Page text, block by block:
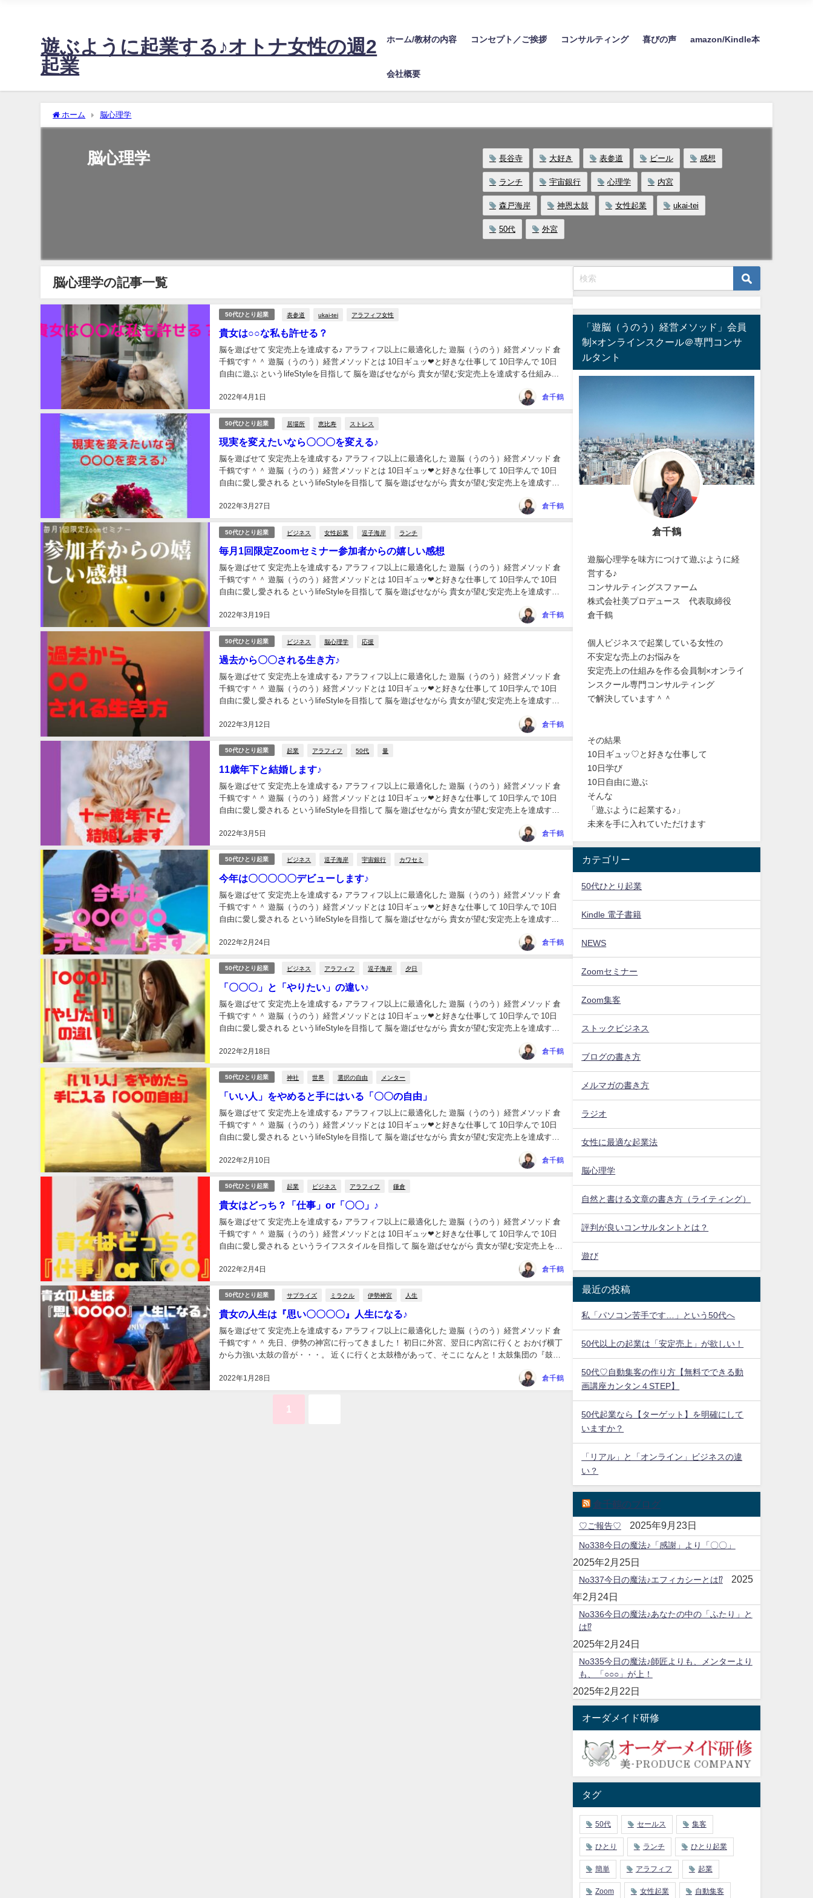
遊ぶように起業する♪オトナ女性の週2
起業
ホーム/教材の内容 コンセプト／ご挨拶 コンサルティング 喜びの声 amazon/Kindle本
会社概要
ホーム 脳心理学
脳心理学 長谷寺 大好き 表参道 ビール 感想
ランチ 宇宙銀行 心理学 内宮
森戸海岸 神恩太鼓 女性起業 ukai‐tei
50代 外宮
脳心理学の記事一覧
50代ひとり起業 表参道 ukai‐tei アラフィフ女性
貴女は○○な私も許せる？
2022年4月1日
脳を遊ばせて 安定売上を達成する♪ アラフィフ以上に最適化した 遊脳（うのう）経営メソッド 倉
千鶴です＾＾ 遊脳（うのう）経営メソッドとは 10日ギュッ❤と好きな仕事して 10日学んで 10日
自由に遊ぶ というlifeStyleを目指して 脳を遊ばせながら 貴女が望む安定売上を達成する仕組み...
倉千鶴
50代ひとり起業 居場所 恵比寿 ストレス
現実を変えたいなら〇〇〇を変える♪
2022年3月27日
脳を遊ばせて 安定売上を達成する♪ アラフィフ以上に最適化した 遊脳（うのう）経営メソッド 倉
千鶴です＾＾ 遊脳（うのう）経営メソッドとは 10日ギュッ❤と好きな仕事して 10日学んで 10日
自由に愛し愛される というlifeStyleを目指して 脳を遊ばせながら 貴女が望む安定売上を達成する
倉千鶴
50代ひとり起業 ビジネス 女性起業 逗子海岸 ランチ
毎月1回限定Zoomセミナー参加者からの嬉しい感想
2022年3月19日
脳を遊ばせて 安定売上を達成する♪ アラフィフ以上に最適化した 遊脳（うのう）経営メソッド 倉
千鶴です＾＾ 遊脳（うのう）経営メソッドとは 10日ギュッ❤と好きな仕事して 10日学んで 10日
自由に愛し愛される というlifeStyleを目指して 脳を遊ばせながら 貴女が望む安定売上を達成す
倉千鶴
50代ひとり起業 ビジネス 脳心理学 応援
過去から〇〇される生き方♪
2022年3月12日
脳を遊ばせて 安定売上を達成する♪ アラフィフ以上に最適化した 遊脳（うのう）経営メソッド 倉
千鶴です＾＾ 遊脳（うのう）経営メソッドとは 10日ギュッ❤と好きな仕事して 10日学んで 10日
自由に愛し愛される というlifeStyleを目指して 脳を遊ばせながら 貴女が望む安定売上を達成する
倉千鶴
50代ひとり起業 起業 アラフィフ 50代 量
11歳年下と結婚します♪
2022年3月5日
脳を遊ばせて 安定売上を達成する♪ アラフィフ以上に最適化した 遊脳（うのう）経営メソッド 倉
千鶴です＾＾ 遊脳（うのう）経営メソッドとは 10日ギュッ❤と好きな仕事して 10日学んで 10日
自由に愛し愛される というlifeStyleを目指して 脳を遊ばせながら 貴女が望む安定売上を達成する
倉千鶴
50代ひとり起業 ビジネス 逗子海岸 宇宙銀行 カワセミ
今年は〇〇〇〇〇デビューします♪
2022年2月24日
脳を遊ばせて 安定売上を達成する♪ アラフィフ以上に最適化した 遊脳（うのう）経営メソッド 倉
千鶴です＾＾ 遊脳（うのう）経営メソッドとは 10日ギュッ❤と好きな仕事して 10日学んで 10日
自由に愛し愛される というlifeStyleを目指して 脳を遊ばせながら 貴女が望む安定売上を達成す...
倉千鶴
50代ひとり起業 ビジネス アラフィフ 逗子海岸 夕日
「〇〇〇」と「やりたい」の違い♪
2022年2月18日
脳を遊ばせて 安定売上を達成する♪ アラフィフ以上に最適化した 遊脳（うのう）経営メソッド 倉
千鶴です＾＾ 遊脳（うのう）経営メソッドとは 10日ギュッ❤と好きな仕事して 10日学んで 10日
自由に愛し愛される というlifeStyleを目指して 脳を遊ばせながら 貴女が望む安定売上を達成する
倉千鶴
50代ひとり起業 神社 世界 選択の自由 メンター
「いい人」をやめると手にはいる「〇〇の自由」
2022年2月10日
脳を遊ばせて 安定売上を達成する♪ アラフィフ以上に最適化した 遊脳（うのう）経営メソッド 倉
千鶴です＾＾ 遊脳（うのう）経営メソッドとは 10日ギュッ❤と好きな仕事して 10日学んで 10日
自由に愛し愛される というlifeStyleを目指して 脳を遊ばせながら 貴女が望む安定売上を達成する
倉千鶴
50代ひとり起業 起業 ビジネス アラフィフ 鎌倉
貴女はどっち？「仕事」or「〇〇」♪
2022年2月4日
脳を遊ばせて 安定売上を達成する♪ アラフィフ以上に最適化した 遊脳（うのう）経営メソッド 倉
千鶴です＾＾ 遊脳（うのう）経営メソッドとは 10日ギュッ❤と好きな仕事して 10日学んで 10日
自由に愛し愛される というライフスタイルを目指して 脳を遊ばせながら 貴女が望む安定売上を達
倉千鶴
50代ひとり起業 サプライズ ミラクル 伊勢神宮 人生
貴女の人生は『思い〇〇〇〇』人生になる♪
2022年1月28日
脳を遊ばせて 安定売上を達成する♪ アラフィフ以上に最適化した 遊脳（うのう）経営メソッド 倉
千鶴です＾＾ 先日、伊勢の神宮に行ってきました！ 初日に外宮、翌日に内宮に行くと おかげ横丁
から力強い太鼓の音が・・・。 近くに行くと太鼓櫓があって、そこに なんと！太鼓集団の『鼓
倉千鶴
1
「遊脳（うのう）経営メソッド」会員
制×オンラインスクール＠専門コンサ
ルタント
倉千鶴
遊脳心理学を味方につけて遊ぶように経
営する♪
コンサルティングスファーム
株式会社美プロデュース 代表取締役
倉千鶴
個人ビジネスで起業している女性の
不安定な売上のお悩みを
安定売上の仕組みを作る会員制×オンライ
ンスクール専門コンサルティング
で解決しています＾＾
その結果
10日ギュッ♡と好きな仕事して
10日学び
10日自由に遊ぶ
そんな
「遊ぶように起業する♪」
未来を手に入れていただけます
カテゴリー
50代ひとり起業
Kindle 電子書籍
NEWS
Zoomセミナー
Zoom集客
ストックビジネス
ブログの書き方
メルマガの書き方
ラジオ
女性に最適な起業法
脳心理学
自然と書ける文章の書き方（ライティング）
評判が良いコンサルタントとは？
遊び
最近の投稿
私「パソコン苦手です…」という50代へ
50代以上の起業は「安定売上」が欲しい！
50代♡自動集客の作り方【無料でできる動
画講座カンタン４STEP】
50代起業なら【ターゲット】を明確にして
いますか？
「リアル」と「オンライン」ビジネスの違
い？
倉千鶴のブログ
♡ご報告♡ 2025年9月23日
No338今日の魔法♪「感謝」より「〇〇」
2025年2月25日
No337今日の魔法♪エフィカシーとは⁉
2025
年2月24日
No336今日の魔法♪あなたの中の「ふたり」と
は⁉
2025年2月24日
No335今日の魔法♪師匠よりも、メンターより
も、「○○○」が上！
2025年2月22日
オーダメイド研修
タグ
50代 セールス 集客
ひとり ランチ ひとり起業
簡単 アラフィフ 起業
Zoom 女性起業 自動集客